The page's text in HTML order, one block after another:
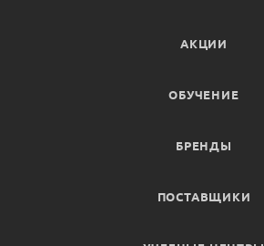
АКЦИИ
ОБУЧЕНИЕ
БРЕНДЫ
ПОСТАВЩИКИ